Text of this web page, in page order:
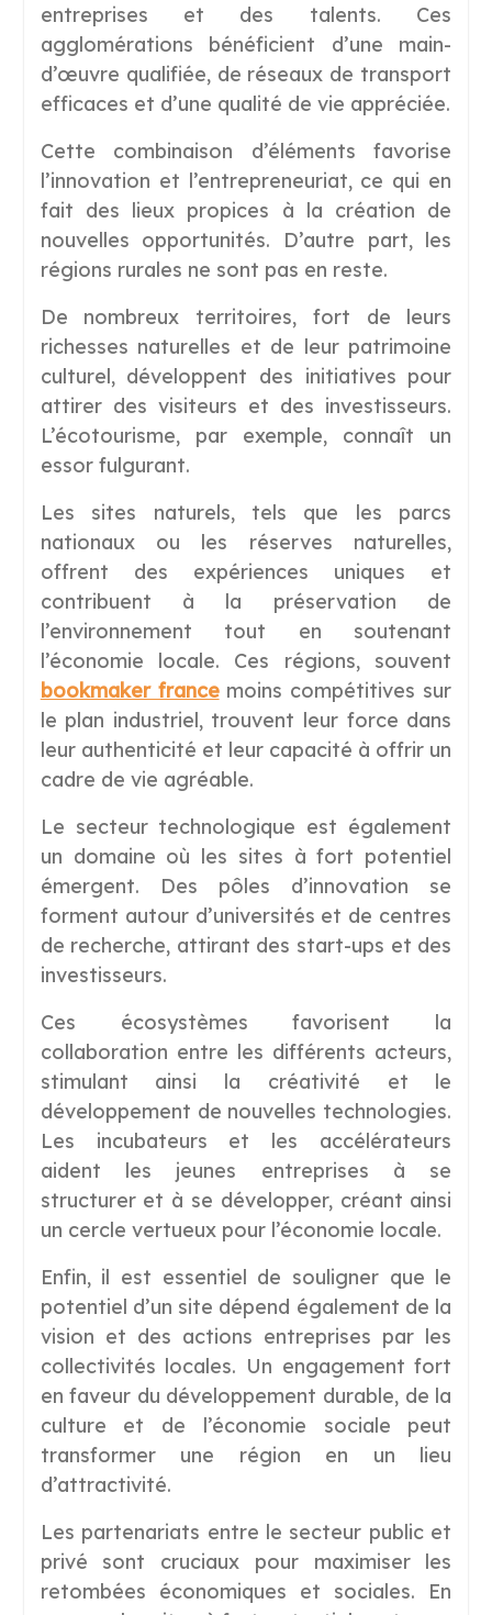
entreprises et des talents. Ces
agglomérations bénéficient d’une main-
d’œuvre qualifiée, de réseaux de transport
efficaces et d’une qualité de vie appréciée.
Cette combinaison d’éléments favorise
l’innovation et l’entrepreneuriat, ce qui en
fait des lieux propices à la création de
nouvelles opportunités. D’autre part, les
régions rurales ne sont pas en reste.
De nombreux territoires, fort de leurs
richesses naturelles et de leur patrimoine
culturel, développent des initiatives pour
attirer des visiteurs et des investisseurs.
L’écotourisme, par exemple, connaît un
essor fulgurant.
Les sites naturels, tels que les parcs
nationaux ou les réserves naturelles,
offrent des expériences uniques et
contribuent à la préservation de
l’environnement tout en soutenant
l’économie locale. Ces régions, souvent
bookmaker francemoins compétitives sur
le plan industriel, trouvent leur force dans
leur authenticité et leur capacité à offrir un
cadre de vie agréable.
Le secteur technologique est également
un domaine où les sites à fort potentiel
émergent. Des pôles d’innovation se
forment autour d’universités et de centres
de recherche, attirant des start-ups et des
investisseurs.
Ces écosystèmes favorisent la
collaboration entre les différents acteurs,
stimulant ainsi la créativité et le
développement de nouvelles technologies.
Les incubateurs et les accélérateurs
aident les jeunes entreprises à se
structurer et à se développer, créant ainsi
un cercle vertueux pour l’économie locale.
Enfin, il est essentiel de souligner que le
potentiel d’un site dépend également de la
vision et des actions entreprises par les
collectivités locales. Un engagement fort
en faveur du développement durable, de la
culture et de l’économie sociale peut
transformer une région en un lieu
d’attractivité.
Les partenariats entre le secteur public et
privé sont cruciaux pour maximiser les
retombées économiques et sociales. En